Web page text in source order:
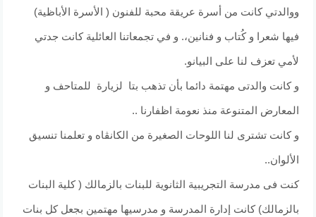
ووالدتي كانت من أسرة عريقة محبة للفنون ( الأسرة الأباظية)
فيها شعرا و كُتاب و فنانين،. و في تجمعاتنا العائلية كانت جدتي
لأمي تعزف لنا على البيانو.
و كانت والدتى مهتمة دائما بأن تذهب بتا لزيارة للمتاحف و
المعارض المتنوعة منذ نعومة اظفارنا ..
و كانت تشترى لنا اللوحات الصغيرة من الكانڤاه و تعلمنا تنسيق
الألوان..
كنت فى مدرسة التجريبية الثانوية للبنات بالزمالك ( كلية البنات
بالزمالك) كانت إدارة المدرسة و مدرسيها مهتمين بجعل كل بنات